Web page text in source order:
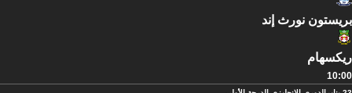
بريستون نورث إند
ريكسهام
10:00